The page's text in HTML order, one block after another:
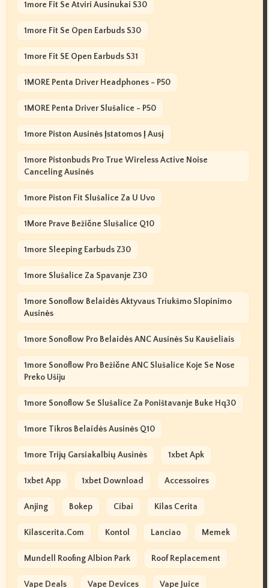
1more Fit Se Atviri Ausinukai S30
1more Fit Se Open Earbuds S30
1more Fit SE Open Earbuds S31
1MORE Penta Driver Headphones - P50
1MORE Penta Driver Slušalice - P50
1more Piston Ausinės Įstatomos Į Ausį
1more Pistonbuds Pro True Wireless Active Noise
Canceling Ausinės
1more Piston Fit Slušalice Za U Uvo
1More Prave Bežične Slušalice Q10
1more Sleeping Earbuds Z30
1more Slušalice Za Spavanje Z30
1more Sonoflow Belaidės Aktyvaus Triukšmo Slopinimo
Ausinės
1more Sonoflow Pro Belaidės ANC Ausinės Su Kaušeliais
1more Sonoflow Pro Bežične ANC Slušalice Koje Se Nose
Preko Ušiju
1more Sonoflow Se Slušalice Za Poništavanje Buke Hq30
1more Tikros Belaidės Ausinės Q10
1more Trijų Garsiakalbių Ausinės 1xbet Apk
1xbet App 1xbet Download Accessoires
Anjing Bokep Cibai Kilas Cerita
Kilascerita.com Kontol Lanciao Memek
Mundell Roofing Albion Park Roof Replacement
Vape Deals Vape Devices Vape Juice